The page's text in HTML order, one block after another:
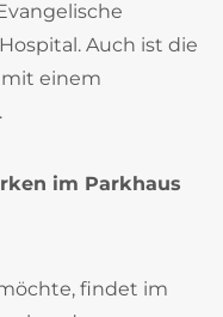
Auch ist die
mit einem
im Parkhaus
findet im